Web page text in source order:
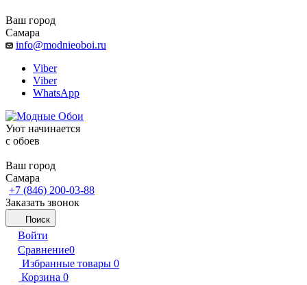
Ваш город
Самара
info@modnieoboi.ru
Viber
Viber
WhatsApp
Уют начинается
c обоев
Ваш город
Самара
+7 (846) 200-03-88
Заказать звонок
Поиск
Войти
Сравнение0
Избранные товары 0
Корзина 0